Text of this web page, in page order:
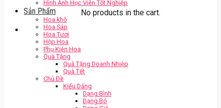
No products in the cart.
Hình Ảnh Học Viên Tốt Nghiệp
Sản Phẩm
Hoa khô
Hoa Sáp
Hoa Tươi
Hộp Hoa
Phụ Kiện Hoa
Quà Tặng
Quà Tặng Doanh Nhiệp
Quà Tết
Chủ Đề
Kiểu Dáng
Dạng Bình
Dạng Bó